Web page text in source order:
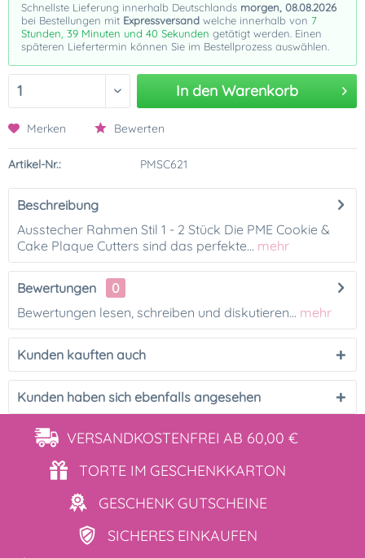
Schnellste Lieferung innerhalb Deutschlands morgen, 08.08.2026
bei Bestellungen mit Expressversand welche innerhalb von 7
Stunden, 39 Minuten und 40 Sekunden getätigt werden. Einen
späteren Liefertermin können Sie im Bestellprozess auswählen.
In den Warenkorb
Merken Bewerten
Artikel-Nr.: PMSC621
Beschreibung
Ausstecher Rahmen Stil 1 - 2 Stück Die PME Cookie &
Cake Plaque Cutters sind das perfekte... mehr
Bewertungen
0
Bewertungen lesen, schreiben und diskutieren... mehr
Kunden kauften auch
Kunden haben sich ebenfalls angesehen
VERSANDKOSTENFREI AB 60,00 €
TORTE IM GESCHENKKARTON
GESCHENK GUTSCHEINE
SICHERES EINKAUFEN